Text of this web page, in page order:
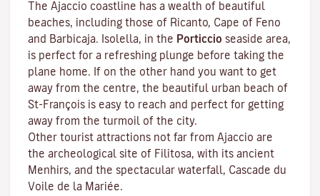
The Ajaccio coastline has a wealth of beautiful
beaches, including those of Ricanto, Cape of Feno
and Barbicaja.
Isolella, in the Porticcio seaside area,
is perfect for a refreshing plunge before taking the
plane home. If on the other hand you want to get
away from the centre, the beautiful urban beach of
St-François is easy to reach and perfect for getting
away from the turmoil of the city.
Other tourist attractions not far from Ajaccio are
the archeological site of Filitosa, with its ancient
Menhirs, and the spectacular waterfall, Cascade du
Voile de la Mariée.